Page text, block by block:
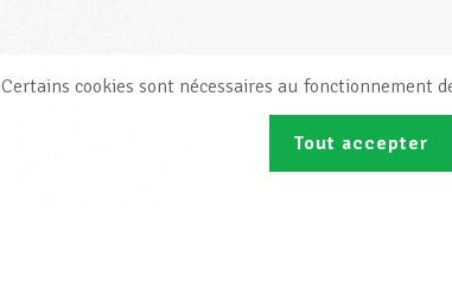
Certains cookies sont nécessaires au fonctionnement
Tout accepter